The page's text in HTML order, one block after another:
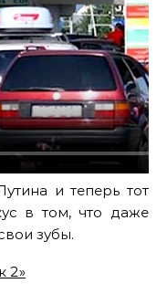
и теперь тот
в том, что даже
зубы.
2»